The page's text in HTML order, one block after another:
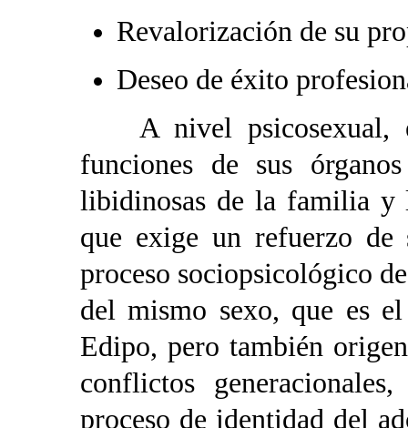
Revalorización de su
Deseo de éxito
A nivel psicosexual,
funciones de sus
libidinosas de la familia y
que exige un refuerzo de
proceso sociopsicológico
del mismo sexo, que es
Edipo, pero también
conflictos
proceso de identidad del